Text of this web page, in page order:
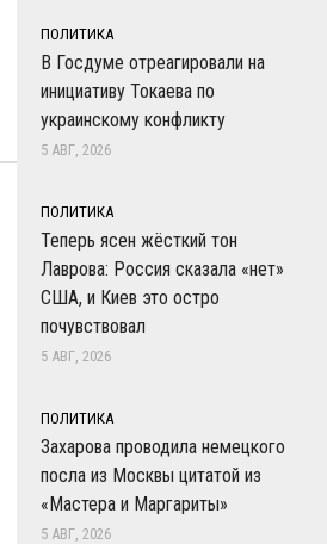
ПОЛИТИКА
В Госдуме отреагировали на
инициативу Токаева по
украинскому конфликту
5 АВГ, 2026
ПОЛИТИКА
Теперь ясен жёсткий тон
Лаврова: Россия сказала «нет»
США, и Киев это остро
почувствовал
5 АВГ, 2026
ПОЛИТИКА
Захарова проводила немецкого
посла из Москвы цитатой из
«Мастера и Маргариты»
5 АВГ, 2026